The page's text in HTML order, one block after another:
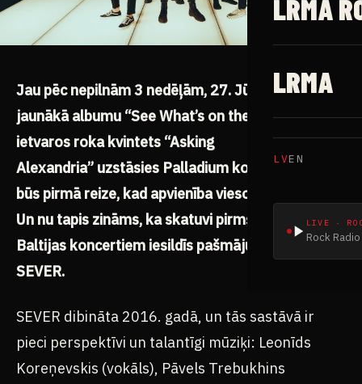
LRMA
LRMA
LVEN
LIVE ·
Rock
Jau pēc nepilnām 3 nedēļām, 27. Jūnijā, sava
jaunākā albumu “See What’s on the Inside” tūres
ietvaros roka kvintets “Asking
Alexandria” uzstāsies Palladium koncertzālē. Tā
būs pirmā reize, kad apvienība viesosies Baltijā.
Un nu tapis zināms, ka skatuvi pirms visiem trim
Baltijas koncertiem iesildīs pašmāju apvienība
SEVER.
SEVER dibināta 2016. gadā, un tās sastāvā ir
pieci perspektīvi un talantīgi mūziķi: Leonīds
Koreņevskis (vokāls), Pāvels Trebukhins